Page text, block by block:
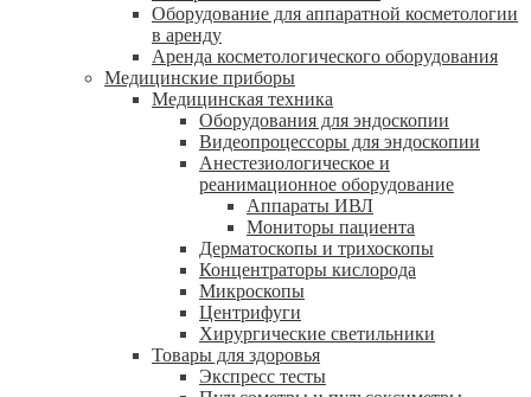
Оборудование для аппаратной косметологии
в аренду
Аренда косметологического оборудования
Медицинские приборы
Медицинская техника
Оборудования для эндоскопии
Видеопроцессоры для эндоскопии
Анестезиологическое и
реанимационное оборудование
Аппараты ИВЛ
Мониторы пациента
Дерматоскопы и трихоскопы
Концентраторы кислорода
Микроскопы
Центрифуги
Xирургические светильники
Товары для здоровья
Экспресс тесты